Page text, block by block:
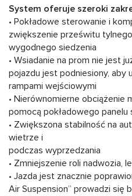
System oferuje szeroki
• Pokładowe sterowanie i
zwiększenie prześwitu
wygodnego siedzenia
• Wsiadanie na prom nie jest
pojazdu jest podniesiony, aby
rampami wejściowymi
• Nierównomierne obciążenie
pomocą pokładowego panelu
• Zwiększona stabilność na
wietrze i
podczas wyprzedzania
• Zmniejszenie roli nadwozia,
• Jazda jest znacznie
Air Suspension” prowadzi się